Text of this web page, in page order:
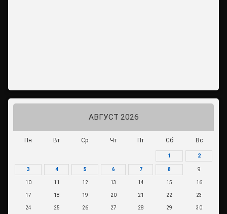
АВГУСТ 2026
Пн Вт Ср Чт Пт Сб Вс
1 2
3 4 5 6 7 8 9
10 11 12 13 14 15 16
17 18 19 20 21 22 23
24 25 26 27 28 29 30